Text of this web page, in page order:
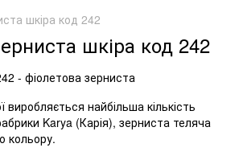
шкіра код 242
шкіра код 242
виробляється найбільша кількість
Karya (Карія), зерниста теляча
кольору.